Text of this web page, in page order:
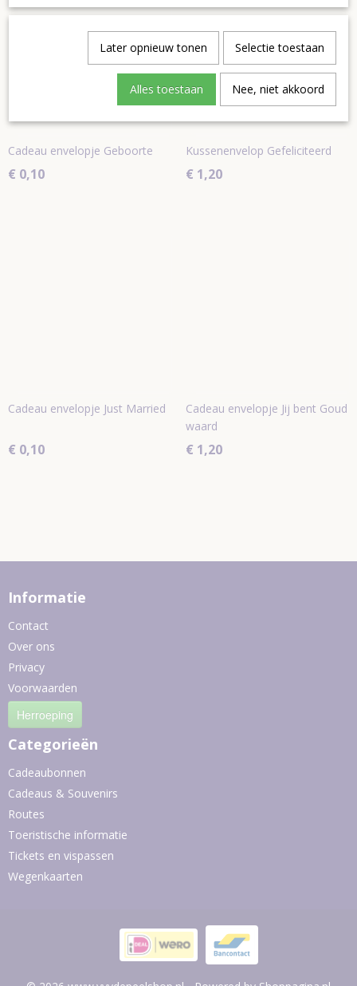
Cadeau envelopje Geboorte
€ 0,10
Kussenenvelop Gefeliciteerd
€ 1,20
Cadeau envelopje Just Married
€ 0,10
Cadeau envelopje Jij bent Goud
waard
€ 1,20
Informatie
Contact
Over ons
Privacy
Voorwaarden
Herroeping
Categorieën
Cadeaubonnen
Cadeaus & Souvenirs
Routes
Toeristische informatie
Tickets en vispassen
Wegenkaarten
Later opnieuw tonen Selectie toestaan
Alles toestaan Nee, niet akkoord